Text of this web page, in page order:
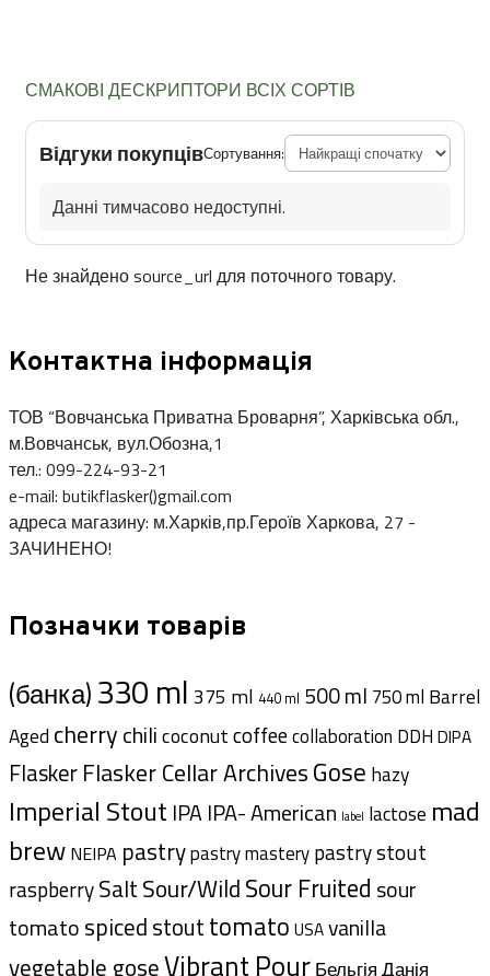
СМАКОВІ ДЕСКРИПТОРИ ВСІХ СОРТІВ
Відгуки покупцівСортування:
Данні тимчасово недоступні.
Не знайдено source_url для поточного товару.
Контактна інформація
ТОВ “Вовчанська Приватна Броварня”, Харківська обл.,
м.Вовчанськ, вул.Обозна,1
тел.: 099-224-93-21
e-mail: butikflasker()gmail.com
адреса магазину: м.Харків,пр.Героїв Харкова, 27 -
ЗАЧИНЕНО!
Позначки товарів
(банка)330 ml 375 ml 440 ml 500 ml 750 ml Barrel
Aged cherrychilicoconutcoffeecollaboration DDH DIPA
FlaskerFlasker Cellar ArchivesGose hazy
Imperial Stout IPA IPA- American label lactose mad
brew NEIPA pastrypastry masterypastry stout
raspberrySaltSour/WildSour Fruited sour
tomatospicedstouttomato USAvanilla
vegetable goseVibrant PourБельгіяДанія